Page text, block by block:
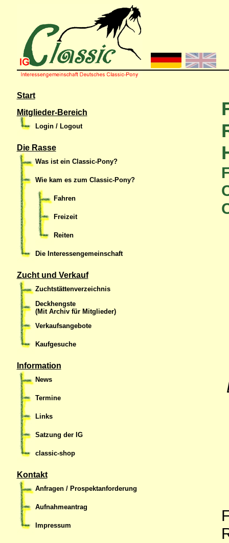
Start
Mitglieder-Bereich
Login / Logout
Die Rasse
Was ist ein Classic-Pony?
Wie kam es zum Classic-Pony?
Fahren
Freizeit
Reiten
Die Interessengemeinschaft
Zucht und Verkauf
Zuchtstättenverzeichnis
Deckhengste
(Mit Archiv für Mitglieder)
Verkaufsangebote
Kaufgesuche
Information
News
Termine
Links
Satzung der IG
classic-shop
Kontakt
Anfragen / Prospektanforderung
Aufnahmeantrag
Impressum